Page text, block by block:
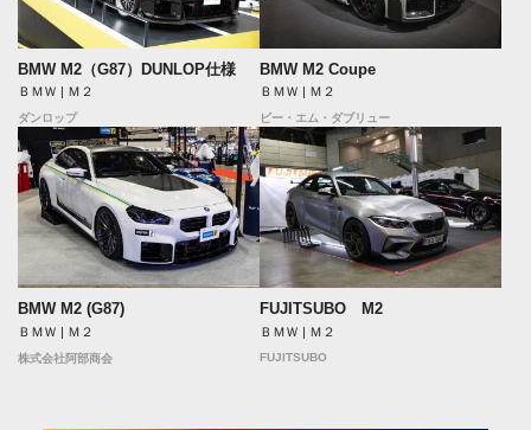
BMW M2（G87）DUNLOP仕様
ＢＭＷ | Ｍ２
ダンロップ
BMW M2 Coupe
ＢＭＷ | Ｍ２
ビー・エム・ダブリュー
BMW M2 (G87)
ＢＭＷ | Ｍ２
株式会社阿部商会
FUJITSUBO M2
ＢＭＷ | Ｍ２
FUJITSUBO